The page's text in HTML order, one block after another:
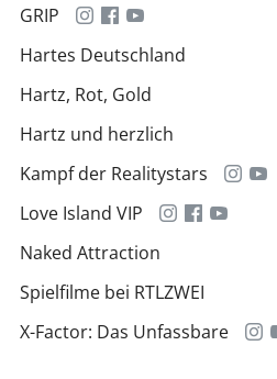
GRIP
Hartes Deutschland
Hartz, Rot, Gold
Hartz und herzlich
Kampf der Realitystars
Love Island VIP
Naked Attraction
Spielfilme bei RTLZWEI
X-Factor: Das Unfassbare